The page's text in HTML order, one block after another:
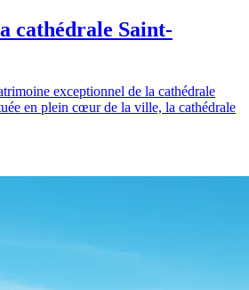
cathédrale Saint-
exceptionnel de la cathédrale
en plein cœur de la ville, la cathédrale